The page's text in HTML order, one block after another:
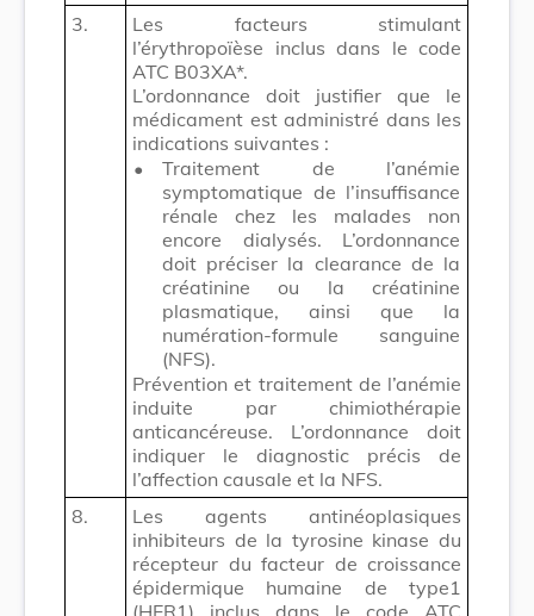
3.
Les facteurs stimulant
l’érythropoïèse inclus dans le code
ATC B03XA*.
L’ordonnance doit justifier que le
médicament est administré dans les
indications suivantes :
•
Traitement de l’anémie
symptomatique de l’insuffisance
rénale chez les malades non
encore dialysés. L’ordonnance
doit préciser la clearance de la
créatinine ou la créatinine
plasmatique, ainsi que la
numération-formule sanguine
(NFS).
Prévention et traitement de l’anémie
induite par chimiothérapie
anticancéreuse. L’ordonnance doit
indiquer le diagnostic précis de
l’affection causale et la NFS.
8.
Les agents antinéoplasiques
inhibiteurs de la tyrosine kinase du
récepteur du facteur de croissance
épidermique humaine de type1
(HER1) inclus dans le code ATC